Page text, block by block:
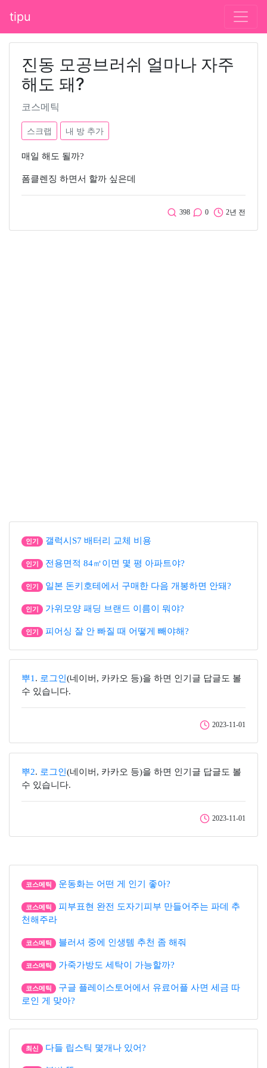
tipu
진동 모공브러쉬 얼마나 자주
해도 돼?
코스메틱
스크랩 내 방 추가
매일 해도 될까?
폼클렌징 하면서 할까 싶은데
398 0 2년 전
인기 갤럭시S7 배터리 교체 비용
인기 전용면적 84㎡이면 몇 평 아파트야?
인기 일본 돈키호테에서 구매한 다음 개봉하면 안돼?
인기 가위모양 패딩 브랜드 이름이 뭐야?
인기 피어싱 잘 안 빠질 때 어떻게 빼야해?
뿌1 . 로그인 (네이버, 카카오 등)을 하면 인기글 답글도 볼
수 있습니다.
2023-11-01
뿌2. 로그인 (네이버, 카카오 등)을 하면 인기글 답글도 볼
수 있습니다.
2023-11-01
코스메틱 운동화는 어떤 게 인기 좋아?
코스메틱
피부표현 완전 도자기피부 만들어주는 파데 추
천해주라
코스메틱 블러셔 중에 인생템 추천 좀 해줘
코스메틱 가죽가방도 세탁이 가능할까?
코스메틱
구글 플레이스토어에서 유료어플 사면 세금 따
로인 게 맞아?
최신 다들 립스틱 몇개나 있어?